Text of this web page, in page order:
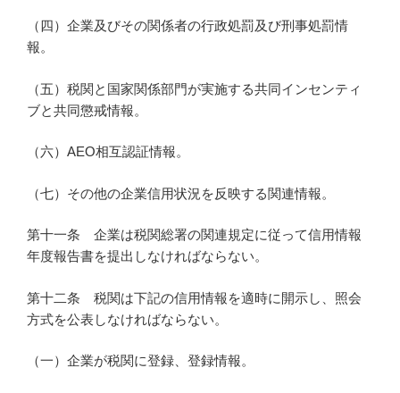
（四）企業及びその関係者の行政処罰及び刑事処罰情
報。
（五）税関と国家関係部門が実施する共同インセンティ
ブと共同懲戒情報。
（六）AEO相互認証情報。
（七）その他の企業信用状況を反映する関連情報。
第十一条 企業は税関総署の関連規定に従って信用情報
年度報告書を提出しなければならない。
第十二条 税関は下記の信用情報を適時に開示し、照会
方式を公表しなければならない。
（一）企業が税関に登録、登録情報。